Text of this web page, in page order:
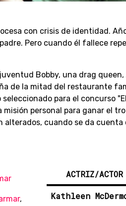
con crisis de identidad.
Pero cuando él fallece
Bobby, una drag queen,
de la mitad del restaurante
para el concurso
misión personal para ganar el
alterados, cuando se da cuenta
,
ACTRIZ/ACTOR
Kathleen